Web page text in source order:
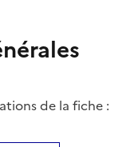
de la fiche :